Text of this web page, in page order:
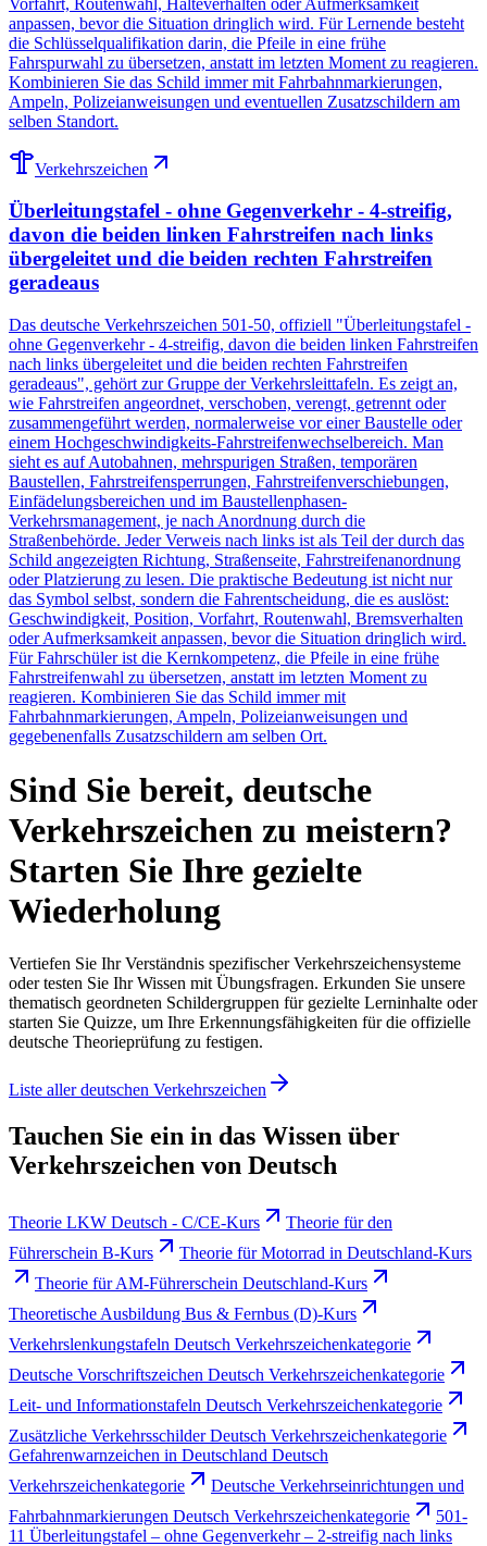
anpassen, bevor die Situation dringlich wird. Für Lernende besteht
die Schlüsselqualifikation darin, die Pfeile in eine frühe
Fahrspurwahl zu übersetzen, anstatt im letzten Moment zu reagieren.
Kombinieren Sie das Schild immer mit Fahrbahnmarkierungen,
Ampeln, Polizeianweisungen und eventuellen Zusatzschildern am
selben Standort.
Verkehrszeichen
Überleitungstafel - ohne Gegenverkehr - 4-streifig,
davon die beiden linken Fahrstreifen nach links
übergeleitet und die beiden rechten Fahrstreifen
geradeaus
Das deutsche Verkehrszeichen 501-50, offiziell "Überleitungstafel -
ohne Gegenverkehr - 4-streifig, davon die beiden linken Fahrstreifen
nach links übergeleitet und die beiden rechten Fahrstreifen
geradeaus", gehört zur Gruppe der Verkehrsleittafeln. Es zeigt an,
wie Fahrstreifen angeordnet, verschoben, verengt, getrennt oder
zusammengeführt werden, normalerweise vor einer Baustelle oder
einem Hochgeschwindigkeits-Fahrstreifenwechselbereich. Man
sieht es auf Autobahnen, mehrspurigen Straßen, temporären
Baustellen, Fahrstreifen­sperrungen, Fahrstreifenverschiebungen,
Einfädelungsbereichen und im Baustellenphasen-
Verkehrsmanagement, je nach Anordnung durch die
Straßenbehörde. Jeder Verweis nach links ist als Teil der durch das
Schild angezeigten Richtung, Straßenseite, Fahrstreifenanordnung
oder Platzierung zu lesen. Die praktische Bedeutung ist nicht nur
das Symbol selbst, sondern die Fahr­entscheidung, die es auslöst:
Geschwindigkeit, Position, Vorfahrt, Routenwahl, Bremsverhalten
oder Aufmerksamkeit anpassen, bevor die Situation dringlich wird.
Für Fahrschüler ist die Kernkompetenz, die Pfeile in eine frühe
Fahrstreifenwahl zu übersetzen, anstatt im letzten Moment zu
reagieren. Kombinieren Sie das Schild immer mit
Fahrbahnmarkierungen, Ampeln, Polizeianweisungen und
gegebenenfalls Zusatzschildern am selben Ort.
Sind Sie bereit, deutsche
Verkehrszeichen zu meistern?
Starten Sie Ihre gezielte
Wiederholung
Vertiefen Sie Ihr Verständnis spezifischer Verkehrszeichensysteme
oder testen Sie Ihr Wissen mit Übungsfragen. Erkunden Sie unsere
thematisch geordneten Schildergruppen für gezielte Lerninhalte oder
starten Sie Quizze, um Ihre Erkennungsfähigkeiten für die offizielle
deutsche Theorieprüfung zu festigen.
Liste aller deutschen Verkehrszeichen
Tauchen Sie ein in das Wissen über
Verkehrszeichen von Deutsch
Theorie LKW Deutsch - C/CE-Kurs
Theorie für den
Führerschein B-Kurs
Theorie für Motorrad in Deutschland-Kurs
Theorie für AM-Führerschein Deutschland-Kurs
Theoretische Ausbildung Bus & Fernbus (D)-Kurs
Verkehrslenkungstafeln Deutsch Verkehrszeichenkategorie
Deutsche Vorschriftszeichen Deutsch Verkehrszeichenkategorie
Leit- und Informationstafeln Deutsch Verkehrszeichenkategorie
Zusätzliche Verkehrsschilder Deutsch Verkehrszeichenkategorie
Gefahrenwarnzeichen in Deutschland Deutsch
Verkehrszeichenkategorie
Deutsche Verkehrseinrichtungen und
Fahrbahnmarkierungen Deutsch Verkehrszeichenkategorie
501-
11 Überleitungstafel – ohne Gegenverkehr – 2-streifig nach links